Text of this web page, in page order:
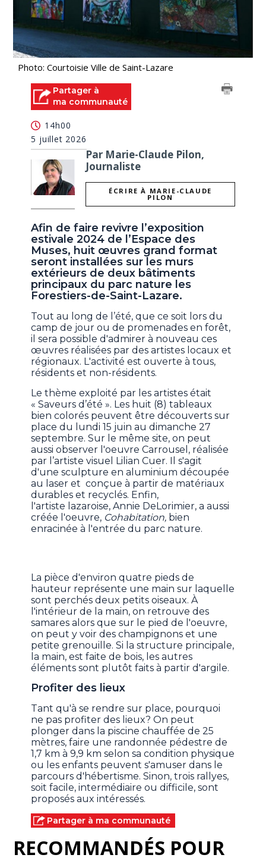
Photo: Courtoisie Ville de Saint-Lazare
Partager à
ma communauté
14h00
5 juillet 2026
Par Marie-Claude Pilon,
Journaliste
ÉCRIRE À MARIE-CLAUDE
PILON
Afin de faire revivre l’exposition
estivale 2024 de l’Espace des
Muses, huit œuvres grand format
seront installées sur les murs
extérieurs de deux bâtiments
principaux du parc nature les
Forestiers-de-Saint-Lazare.
Tout au long de l’été, que ce soit lors du
camp de jour ou de promenades en forêt,
il sera possible d'admirer à nouveau ces
œuvres réalisées par des artistes locaux et
régionaux. L'activité est ouverte à tous,
résidents et non-résidents.
Le thème exploité par les artistes était
« Saveurs d’été ». Les huit (8) tableaux
bien colorés peuvent être découverts sur
place du lundi 15 juin au dimanche 27
septembre. Sur le même site, on peut
aussi observer l'oeuvre Carrousel, réalisée
par l’artiste visuel Lilian Cuer. Il s'agit
d'une sculpture en aluminium découpée
au laser et conçue à partir de matériaux
durables et recyclés. Enfin,
l'artiste lazaroise, Annie DeLorimier, a aussi
créée l'oeuvre, Cohabitation, bien
enracinée à l'entrée du parc nature.
La pièce d'environ quatre pieds de
hauteur représente une main sur laquelle
sont perchés deux petits oiseaux. À
l'intérieur de la main, on retrouve des
samares alors que sur le pied de l'oeuvre,
on peut y voir des champignons et une
petite grenouille. Si la structure principale,
la main, est faite de bois, les autres
éléments sont plutôt faits à partir d'argile.
Profiter des lieux
Tant qu'à se rendre sur place, pourquoi
ne pas profiter des lieux? On peut
plonger dans la piscine chauffée de 25
mètres, faire une randonnée pédestre de
1,7 km à 9,9 km selon sa condition physique
ou les enfants peuvent s'amuser dans le
parcours d'hébertisme. Sinon, trois rallyes,
soit facile, intermédiaire ou difficile, sont
proposés aux intéressés.
Partager à ma communauté
RECOMMANDÉS POUR